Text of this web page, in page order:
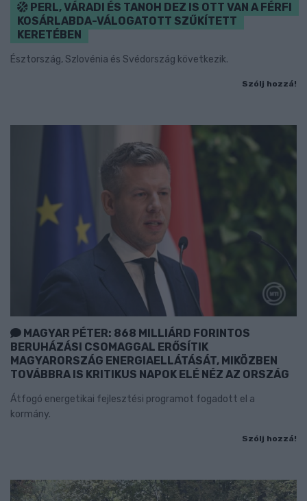
PERL, VÁRADI ÉS TANOH DEZ IS OTT VAN A FÉRFI
KOSÁRLABDA-VÁLOGATOTT SZŰKÍTETT
KERETÉBEN
Észtország, Szlovénia és Svédország következik.
Szólj hozzá!
MAGYAR PÉTER: 868 MILLIÁRD FORINTOS
BERUHÁZÁSI CSOMAGGAL ERŐSÍTIK
MAGYARORSZÁG ENERGIAELLÁTÁSÁT, MIKÖZBEN
TOVÁBBRA IS KRITIKUS NAPOK ELÉ NÉZ AZ ORSZÁG
Átfogó energetikai fejlesztési programot fogadott el a
kormány.
Szólj hozzá!